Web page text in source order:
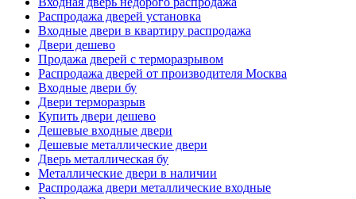
Распродажа дверей установка
Входные двери в квартиру распродажа
Двери дешево
Продажа дверей с терморазрывом
Распродажа дверей от производителя Москва
Входные двери бу
Двери терморазрыв
Купить двери дешево
Дешевые входные двери
Дешевые металлические двери
Дверь металлическая бу
Металлические двери в наличии
Распродажа двери металлические входные